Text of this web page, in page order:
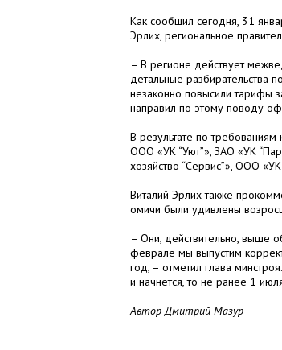
Как сообщил сегодня, 31
Эрлих, региональное
– В регионе действует
детальные разбирательства
незаконно повысили тарифы
направил по этому поводу
В результате по
ООО «УК “Уют”», ЗАО «УК
хозяйство “Сервис”», ООО
Виталий Эрлих также
омичи были удивлены
– Они, действительно, выше
феврале мы выпустим
год, – отметил глава
и начнется, то не ранее 1
Автор Дмитрий Мазур